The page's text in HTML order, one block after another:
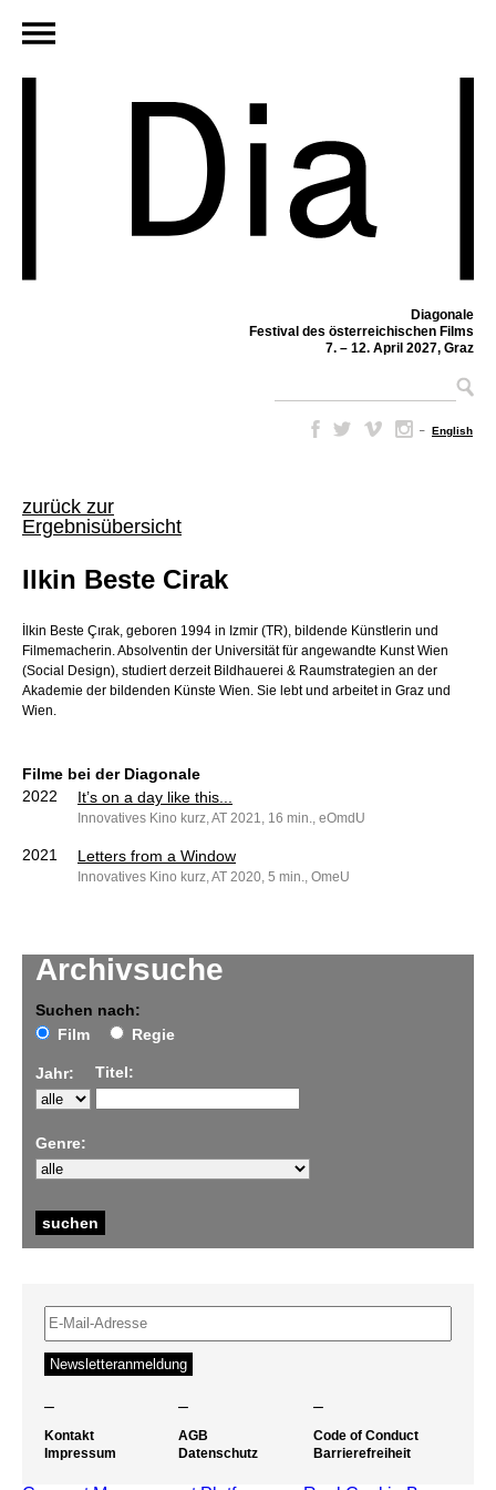
Diagonale
Festival des österreichischen Films
7. – 12. April 2027, Graz
– English
zurück zur
Ergebnisübersicht
Archivsuche
Suchen nach:
Film
Regie
Jahr: Titel:
Genre:
Ilkin Beste Cirak
İlkin Beste Çırak, geboren 1994 in Izmir (TR), bildende Künstlerin und
Filmemacherin. Absolventin der Universität für angewandte Kunst Wien
(Social Design), studiert derzeit Bildhauerei & Raumstrategien an der
Akademie der bildenden Künste Wien. Sie lebt und arbeitet in Graz und
Wien.
Filme bei der Diagonale
2022
It’s on a day like this...
Innovatives Kino kurz, AT 2021, 16 min., eOmdU
2021 Letters from a Window
Innovatives Kino kurz, AT 2020, 5 min., OmeU
– – –
Kontakt
Impressum
AGB
Datenschutz
Code of Conduct
Barrierefreiheit